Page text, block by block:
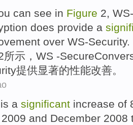
can see in Figure 2,
does provide a
over WS-Security.
所示，WS -
提供显著的性能改善。
is a significant increase of
2009 and December 2008